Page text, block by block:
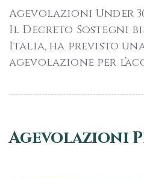
Agevolazioni Under
Il Decreto Sostegni
Italia, ha previsto
agevolazione per
Agevolazioni